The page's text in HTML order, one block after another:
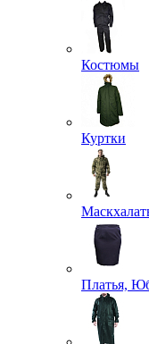
Костюмы
Куртки
Платья,